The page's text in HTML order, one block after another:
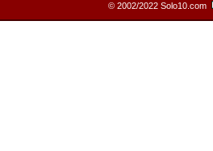
© 2002/2022 Solo10.com